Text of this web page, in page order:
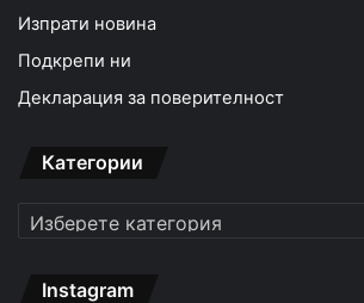
Изпрати новина
Подкрепи ни
Декларация за поверителност
Категории
Категории
Instagram